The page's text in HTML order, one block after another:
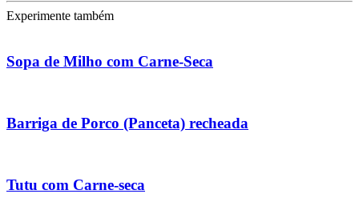
Experimente também
Sopa de Milho com Carne-Seca
Barriga de Porco (Panceta) recheada
Tutu com Carne-seca